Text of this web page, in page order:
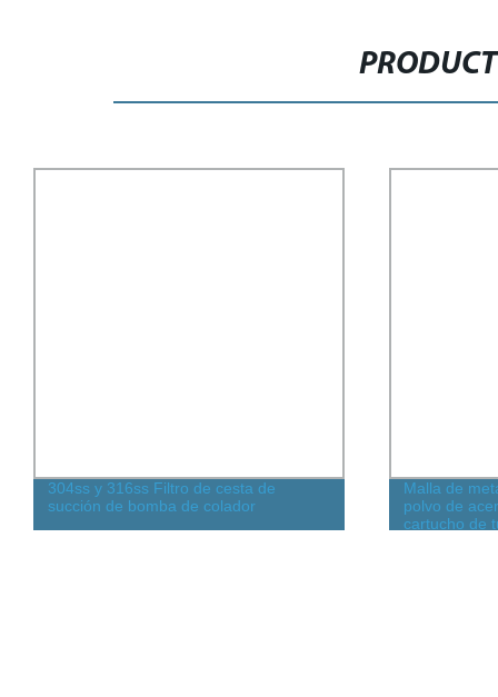
304ss y 316ss Filtro de cesta de
succión de bomba de colador
Malla de
polvo de
cartucho de